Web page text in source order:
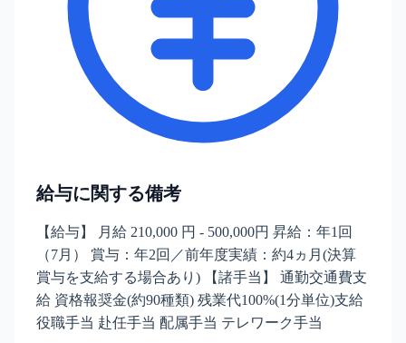
給与に関する備考
【給与】 月給 210,000 円 - 500,000円 昇給：年1回
（7月） 賞与：年2回／前年度実績：約4ヵ月(決算
賞与を支給する場合あり) 【諸手当】 通勤交通費支
給 資格報奨金(約90種類) 残業代100%(1分単位)支給
役職手当 赴任手当 配属手当 テレワーク手当